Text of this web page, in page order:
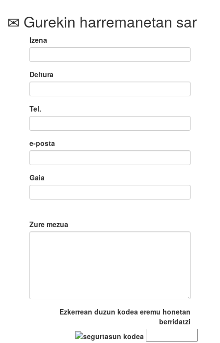
Gurekin harremanetan sar
Izena
Deitura
Tel.
e-posta
Gaia
Zure mezua
Ezkerrean duzun kodea eremu honetan
berridatzi